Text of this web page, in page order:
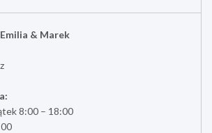
& Marek
8:00 – 18:00